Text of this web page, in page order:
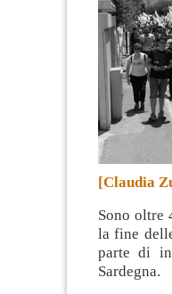
[Claudia
Sono oltre
la fine
parte di
Sardegna.